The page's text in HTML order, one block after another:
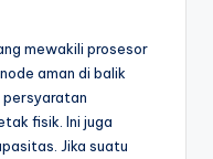
mewakili prosesor
aman di balik
persyaratan
fisik. Ini juga
Jika suatu